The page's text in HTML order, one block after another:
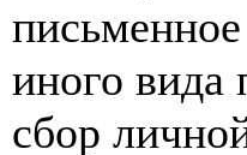
иного вида
сбор